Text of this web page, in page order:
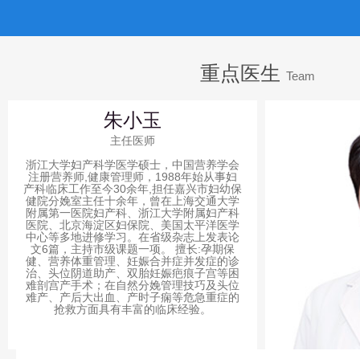
重点医生 Team
朱小玉
主任医师
浙江大学妇产科学医学硕士，中国营养学会
注册营养师,健康管理师，1988年始从事妇
产科临床工作至今30余年,担任嘉兴市妇幼保
健院分娩室主任十余年，曾在上海交通大学
附属第一医院妇产科、浙江大学附属妇产科
医院、北京海淀区妇保院、美国太平洋医学
中心等多地进修学习。在省级杂志上发表论
文6篇，主持市级课题一项。 擅长:孕期保
健、营养体重管理、妊娠合并症并发症的诊
治、头位阴道助产、双胎妊娠疤痕子宫等困
难剖宫产手术；在自然分娩管理技巧及头位
难产、产后大出血、产时子痫等危急重症的
抢救方面具有丰富的临床经验。